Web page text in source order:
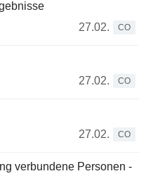
27.02.
CO
27.02.
CO
27.02.
CO
verbundene Personen -